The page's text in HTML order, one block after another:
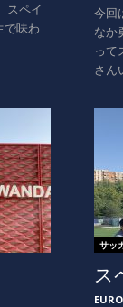
スペイ
で味わ
今回
なか
って
さん
サッ
ス